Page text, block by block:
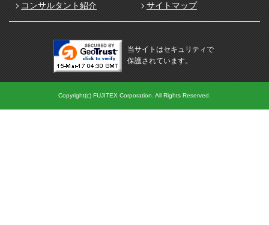
コンサルタント紹介
サイトマップ
当サイトはセキュリティで
保護されています。
Copyright(c) FUJITEX Corporation. All Rights Reserved.